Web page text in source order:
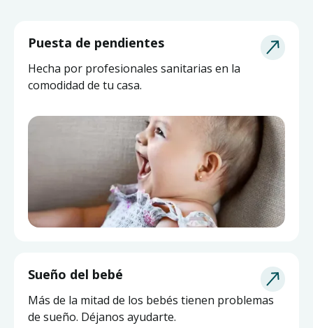
Puesta de pendientes
Hecha por profesionales sanitarias en la
comodidad de tu casa.
Sueño del bebé
Más de la mitad de los bebés tienen problemas
de sueño. Déjanos ayudarte.